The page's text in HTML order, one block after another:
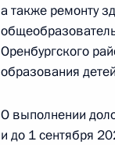
16 октября
Президента
Российской
а также ремонту
Оренбургского
образования
О выполнении
и до 1 сентября